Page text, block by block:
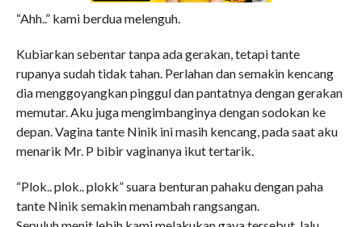
“Ahh..” kami berdua melenguh.
Kubiarkan sebentar tanpa ada gerakan, tetapi tante
rupanya sudah tidak tahan. Perlahan dan semakin kencang
dia menggoyangkan pinggul dan pantatnya dengan gerakan
memutar. Aku juga mengimbanginya dengan sodokan ke
depan. Vagina tante Ninik ini masih kencang, pada saat aku
menarik Mr. P bibir vaginanya ikut tertarik.
“Plok.. plok.. plokk” suara benturan pahaku dengan paha
tante Ninik semakin menambah rangsangan.